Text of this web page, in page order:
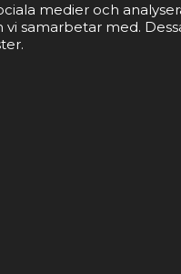
medier och
samarbetar med.